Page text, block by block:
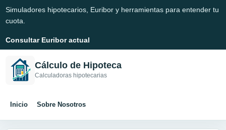
Simuladores hipotecarios, Euribor y herramientas para entender tu
cuota.
Consultar Euribor actual
Cálculo de Hipoteca
Calculadoras hipotecarias
Inicio Sobre Nosotros